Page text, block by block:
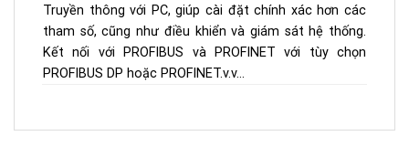
Truyền thông với PC, giúp cài đặt chính xác hơn các
tham số, cũng như điều khiển và giám sát hệ thống.
Kết nối với PROFIBUS và PROFINET với tùy chọn
PROFIBUS DP hoặc PROFINET.v.v…